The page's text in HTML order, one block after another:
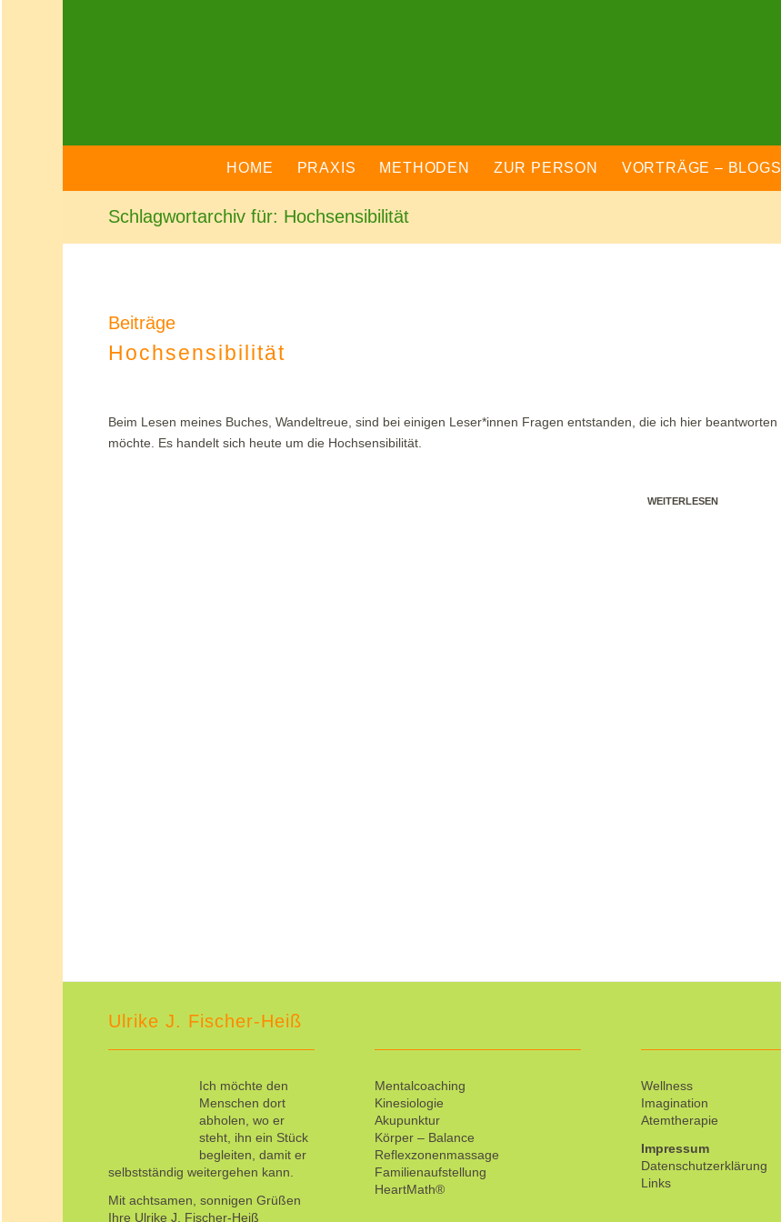
HOME PRAXIS METHODEN ZUR PERSON VORTRÄGE – BLOGS
Schlagwortarchiv für: Hochsensibilität
Beiträge
Hochsensibilität
Beim Lesen meines Buches, Wandeltreue, sind bei einigen Leser*innen Fragen entstanden, die ich hier beantworten
möchte. Es handelt sich heute um die Hochsensibilität.
WEITERLESEN
Ulrike J. Fischer-Heiß
Ich möchte den
Menschen dort
abholen, wo er
steht, ihn ein Stück
begleiten, damit er
selbstständig weitergehen kann.
Mit achtsamen, sonnigen Grüßen
Ihre Ulrike J. Fischer-Heiß
Mentalcoaching
Kinesiologie
Akupunktur
Körper – Balance
Reflexzonenmassage
Familienaufstellung
HeartMath®
Wellness
Imagination
Atemtherapie
Impressum
Datenschutzerklärung
Links